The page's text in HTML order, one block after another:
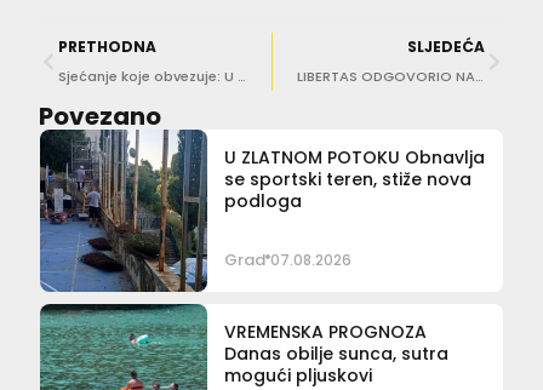
PRETHODNA
Sjećanje koje obvezuje: U Trstenom odana počast hrvatskim braniteljima
SLJEDEĆA
LIBERTAS ODGOVORIO NA PRITUŽBE PUTNIKA Zbog programske greške objavljen netočan vozni red
Povezano
U ZLATNOM POTOKU Obnavlja
se sportski teren, stiže nova
podloga
Grad 07.08.2026
VREMENSKA PROGNOZA
Danas obilje sunca, sutra
mogući pljuskovi